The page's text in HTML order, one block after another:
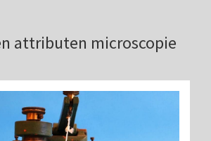
(ca. 1925)
(1955-1965)
Simms, McArthur type (1959-
attributen microscopie